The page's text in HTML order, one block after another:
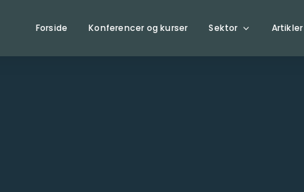
Forside Konferencer og kurser Sektor Artikler